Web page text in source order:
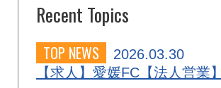
Recent Topics
TOP NEWS
2026.03.30
【求人】愛媛FC【法人営業